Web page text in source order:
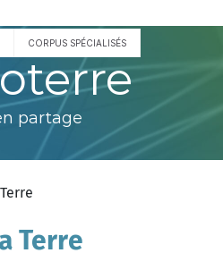
CORPUS SPÉCIALISÉS
partage
Terre